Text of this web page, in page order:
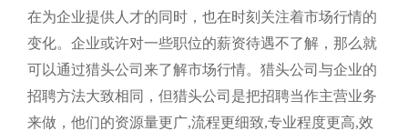
在为企业提供人才的同时，也在时刻关注着市场行情的
变化。企业或许对一些职位的薪资待遇不了解，那么就
可以通过猎头公司来了解市场行情。猎头公司与企业的
招聘方法大致相同，但猎头公司是把招聘当作主营业务
来做，他们的资源量更广,流程更细致,专业程度更高,效